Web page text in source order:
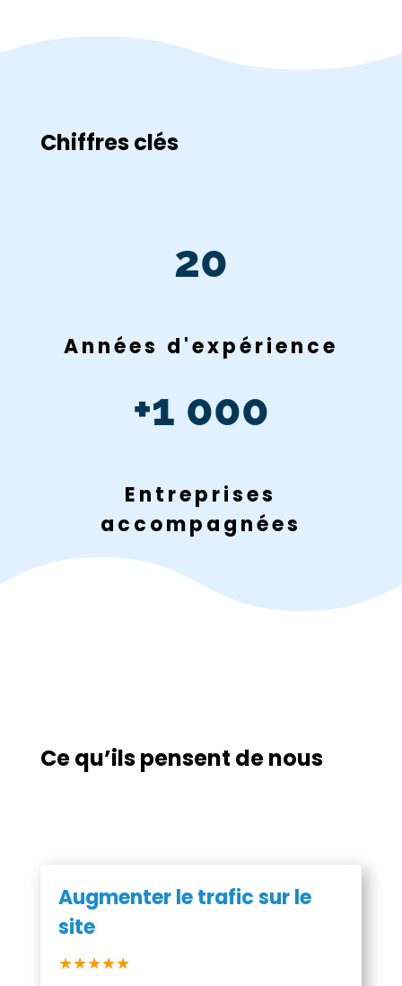
Chiffres clés
20
Années d'expérience
+1 000
Entreprises
accompagnées
Ce qu’ils pensent de nous
Augmenter le trafic sur le
site
★★★★★